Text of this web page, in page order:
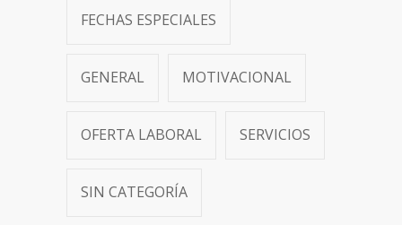
FECHAS ESPECIALES
GENERAL MOTIVACIONAL
OFERTA LABORAL SERVICIOS
SIN CATEGORÍA